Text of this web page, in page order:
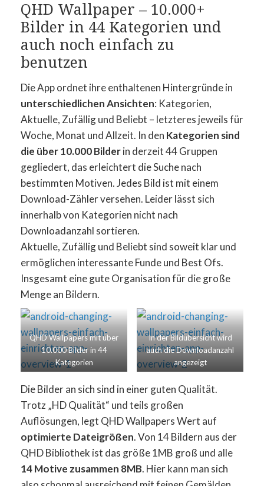
QHD Wallpaper – 10.000+
Bilder in 44 Kategorien und
auch noch einfach zu
benutzen
Die App ordnet ihre enthaltenen Hintergründe in
unterschiedlichen Ansichten: Kategorien,
Aktuelle, Zufällig und Beliebt – letzteres jeweils für
Woche, Monat und Allzeit. In den Kategorien sind
die über 10.000 Bilderin derzeit 44 Gruppen
gegliedert, das erleichtert die Suche nach
bestimmten Motiven. Jedes Bild ist mit einem
Download-Zähler versehen. Leider lässt sich
innerhalb von Kategorien nicht nach
Downloadanzahl sortieren.
Aktuelle, Zufällig und Beliebt sind soweit klar und
ermöglichen interessante Funde und Best Ofs.
Insgesamt eine gute Organisation für die große
Menge an Bildern.
QHD Wallpapers mit über
10.000 Bilder in 44
Kategorien
In der Bildübersicht wird
auch die Downloadanzahl
angezeigt
Die Bilder an sich sind in einer guten Qualität.
Trotz „HD Qualität“ und teils großen
Auflösungen, legt QHD Wallpapers Wert auf
optimierte Dateigrößen. Von 14 Bildern aus der
QHD Bibliothek ist das größe 1MB groß und alle
14 Motive zusammen 8MB. Hier kann man sich